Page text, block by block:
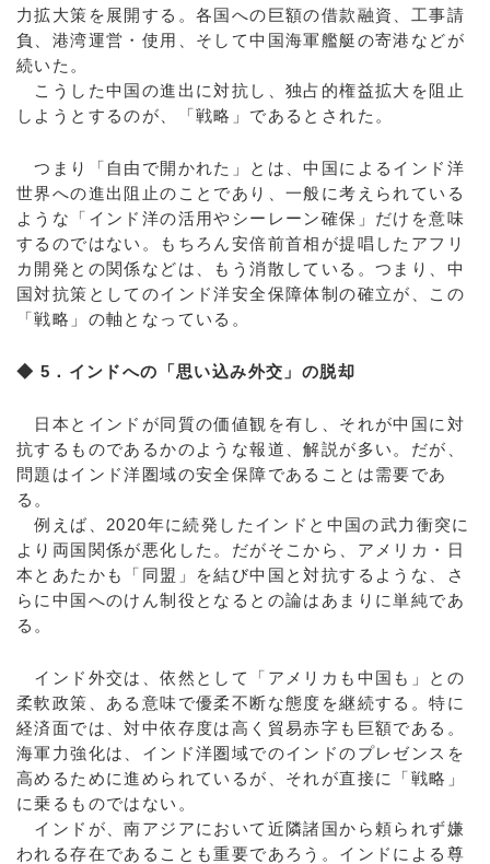
力拡大策を展開する。各国への巨額の借款融資、工事請
負、港湾運営・使用、そして中国海軍艦艇の寄港などが
続いた。
こうした中国の進出に対抗し、独占的権益拡大を阻止
しようとするのが、「戦略」であるとされた。
つまり「自由で開かれた」とは、中国によるインド洋
世界への進出阻止のことであり、一般に考えられている
ような「インド洋の活用やシーレーン確保」だけを意味
するのではない。もちろん安倍前首相が提唱したアフリ
カ開発との関係などは、もう消散している。つまり、中
国対抗策としてのインド洋安全保障体制の確立が、この
「戦略」の軸となっている。
◆ 5．インドへの「思い込み外交」の脱却
日本とインドが同質の価値観を有し、それが中国に対
抗するものであるかのような報道、解説が多い。だが、
問題はインド洋圏域の安全保障であることは需要であ
る。
例えば、2020年に続発したインドと中国の武力衝突に
より両国関係が悪化した。だがそこから、アメリカ・日
本とあたかも「同盟」を結び中国と対抗するような、さ
らに中国へのけん制役となるとの論はあまりに単純であ
る。
インド外交は、依然として「アメリカも中国も」との
柔軟政策、ある意味で優柔不断な態度を継続する。特に
経済面では、対中依存度は高く貿易赤字も巨額である。
海軍力強化は、インド洋圏域でのインドのプレゼンスを
高めるために進められているが、それが直接に「戦略」
に乗るものではない。
インドが、南アジアにおいて近隣諸国から頼られず嫌
われる存在であることも重要であろう。インドによる尊